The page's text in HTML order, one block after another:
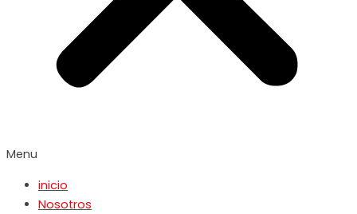
Menu
inicio
Nosotros